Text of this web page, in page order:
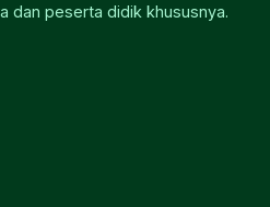
dan peserta didik khususnya.